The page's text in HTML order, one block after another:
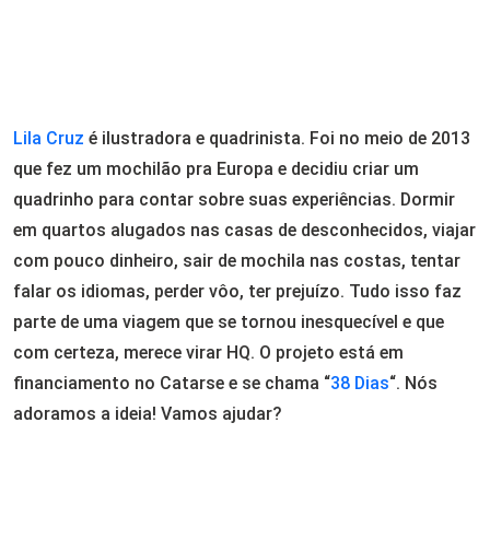
Lila Cruz é ilustradora e quadrinista. Foi no meio de 2013
que fez um mochilão pra Europa e decidiu criar um
quadrinho para contar sobre suas experiências. Dormir
em quartos alugados nas casas de desconhecidos, viajar
com pouco dinheiro, sair de mochila nas costas, tentar
falar os idiomas, perder vôo, ter prejuízo. Tudo isso faz
parte de uma viagem que se tornou inesquecível e que
com certeza, merece virar HQ. O projeto está em
financiamento no Catarse e se chama “38 Dias“. Nós
adoramos a ideia! Vamos ajudar?